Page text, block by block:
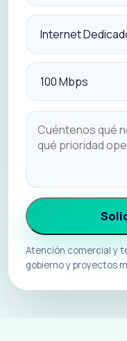
Atención comercial y
gobierno y proyectos